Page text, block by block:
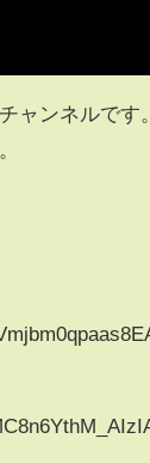
ャンネルで